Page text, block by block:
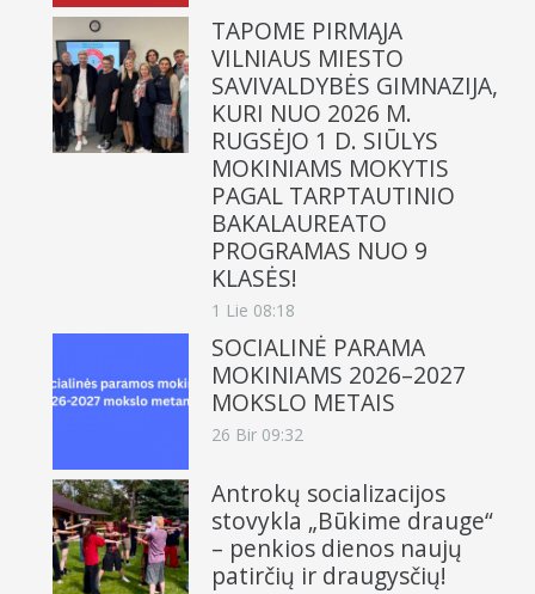
TAPOME PIRMĄJA
VILNIAUS MIESTO
SAVIVALDYBĖS GIMNAZIJA,
KURI NUO 2026 M.
RUGSĖJO 1 D. SIŪLYS
MOKINIAMS MOKYTIS
PAGAL TARPTAUTINIO
BAKALAUREATO
PROGRAMAS NUO 9
KLASĖS!
1 Lie 08:18
SOCIALINĖ PARAMA
MOKINIAMS 2026–2027
MOKSLO METAIS
26 Bir 09:32
Antrokų socializacijos
stovykla „Būkime drauge“
– penkios dienos naujų
patirčių ir draugysčių!